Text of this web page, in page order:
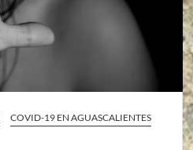
COVID-19 EN AGUASCALIENTES